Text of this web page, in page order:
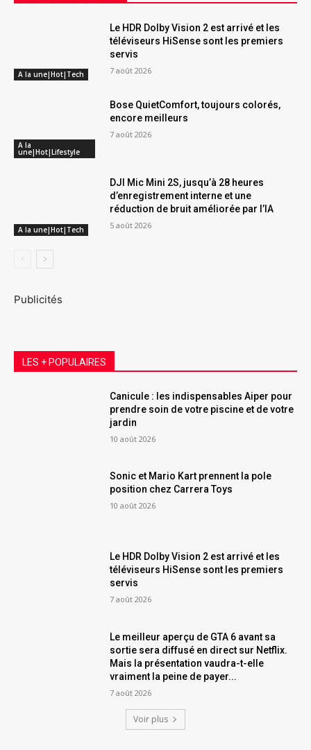
A la une|Hot|Tech
Le HDR Dolby Vision 2 est arrivé et les
téléviseurs HiSense sont les premiers
servis
7 août 2026
A la
une|Hot|Lifestyle
Bose QuietComfort, toujours colorés,
encore meilleurs
7 août 2026
A la une|Hot|Tech
DJI Mic Mini 2S, jusqu’à 28 heures
d’enregistrement interne et une
réduction de bruit améliorée par l’IA
5 août 2026
Publicités
LES + POPULAIRES
Canicule : les indispensables Aiper pour
prendre soin de votre piscine et de votre
jardin
10 août 2026
Sonic et Mario Kart prennent la pole
position chez Carrera Toys
10 août 2026
Le HDR Dolby Vision 2 est arrivé et les
téléviseurs HiSense sont les premiers
servis
7 août 2026
Le meilleur aperçu de GTA 6 avant sa
sortie sera diffusé en direct sur Netflix.
Mais la présentation vaudra-t-elle
vraiment la peine de payer...
7 août 2026
Voir plus